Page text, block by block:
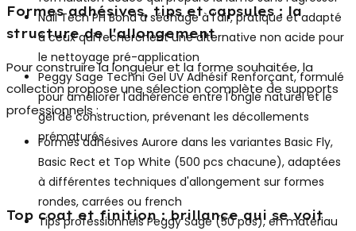
Nail Tech PH Bondà séchage à l'air, pratique et adapté
à ceux qui recherchent une alternative non acide pour
le nettoyage pré-application
Peggy Sage Techni Gel UV Adhésif Renforçant, formulé
pour améliorer l'adhérence entre l'ongle naturel et le
gel de construction, prévenant les décollements
prématurés
Formes adhésives, tips et capsules : la
structure de l'allongement
Pour construire la longueur et la forme souhaitée, la
collection propose une sélection complète de supports
professionnels :
Formes adhésives Aurore dans les variantes Basic Fly,
Basic Rect et Top White (500 pcs chacune), adaptées
à différentes techniques d'allongement sur formes
rondes, carrées ou french
Tips professionnels Peggy Sage(50 pcs), en matériau
Top coat et finition : brillance qui se voit